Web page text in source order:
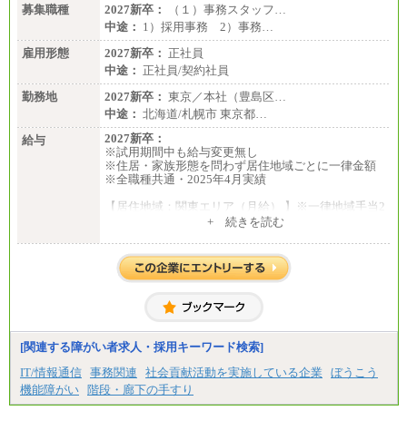
募集職種
2027新卒：
（１）事務スタッフ…
中途： 1）採用事務 2）事務…
雇用形態
2027新卒： 正社員
中途： 正社員/契約社員
勤務地
2027新卒： 東京／本社（豊島区…
中途： 北海道/札幌市 東京都…
給与
2027新卒：
※試用期間中も給与変更無し
※住居・家族形態を問わず居住地域ごとに一律金額
※全職種共通・2025年4月実績
【居住地域：関東エリア（月給） 】※一律地域手当2
大学卒：250,000円
高専卒：244,800円
短大・専門3年制卒：235,300円
専門1年制卒：212,900円
【居住地域：関西エリア（月給） 】※一律地域手当1
5,000円含む
大学院卒：266,100円
大学卒：240,000円
高専卒：234,800円
短大・専門3年制卒：225,300円
+ 続きを読む
[関連する障がい者求人・採用キーワード検索]
IT/情報通信 事務関連 社会貢献活動を実施している企業
ぼうこう
機能障がい 階段・廊下の手すり